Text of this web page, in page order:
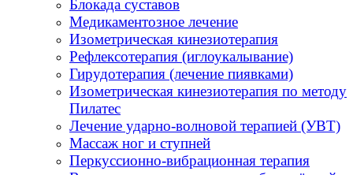
Блокада суставов
Медикаментозное лечение
Изометрическая кинезиотерапия
Рефлексотерапия (иглоукалывание)
Гирудотерапия (лечение пиявками)
Изометрическая кинезиотерапия по методу
Пилатес
Лечение ударно-волновой терапией (УВТ)
Массаж ног и ступней
Перкуссионно-вибрационная терапия